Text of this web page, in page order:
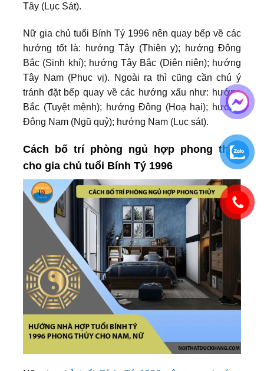
Tây (Lục Sát).
Nữ gia chủ tuổi Bính Tý 1996 nên quay bếp về các
hướng tốt là: hướng Tây (Thiên y); hướng Đông
Bắc (Sinh khí); hướng Tây Bắc (Diên niên); hướng
Tây Nam (Phục vị). Ngoài ra thì cũng cần chú ý
tránh đặt bếp quay về các hướng xấu như: hướng
Bắc (Tuyệt mệnh); hướng Đông (Hoạ hại); hướng
Đông Nam (Ngũ quỷ); hướng Nam (Lục sát).
Cách bố trí phòng ngủ hợp phong thủy
cho gia chủ tuổi Bính Tý 1996